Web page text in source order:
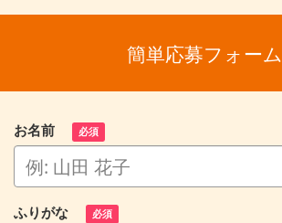
簡単応募フォーム
お名前 必須
ふりがな 必須